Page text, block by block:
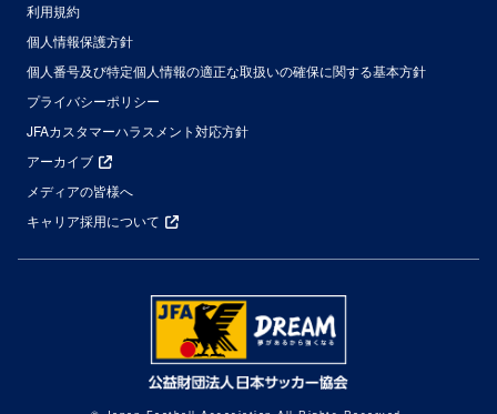
利用規約
個人情報保護方針
個人番号及び特定個人情報の適正な取扱いの確保に関する基本方針
プライバシーポリシー
JFAカスタマーハラスメント対応方針
アーカイブ
メディアの皆様へ
キャリア採用について